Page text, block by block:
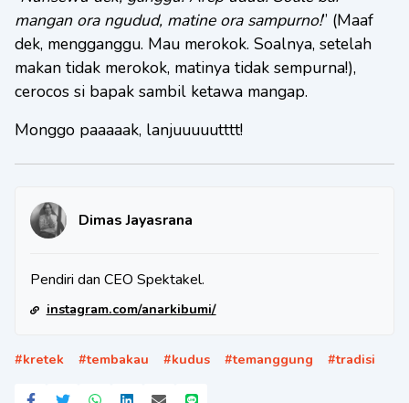
mangan ora ngudud, matine ora sampurno!” (Maaf
dek, mengganggu. Mau merokok. Soalnya, setelah
makan tidak merokok, matinya tidak sempurna!),
cerocos si bapak sambil ketawa mangap.
Monggo paaaaak, lanjuuuuutttt!
Dimas Jayasrana
Pendiri dan CEO Spektakel.
instagram.com/anarkibumi/
#kretek #tembakau #kudus #temanggung #tradisi